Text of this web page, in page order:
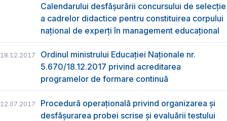
Calendarului desfăşurării concursului de selecţie
a cadrelor didactice pentru constituirea corpului
naţional de experţi în management educaţional
18.12.2017
Ordinul ministrului Educației Naționale nr.
5.670/18.12.2017 privind acreditarea
programelor de formare continuă
12.07.2017
Procedură operațională privind organizarea și
desfășurarea probei scrise și evaluării testului